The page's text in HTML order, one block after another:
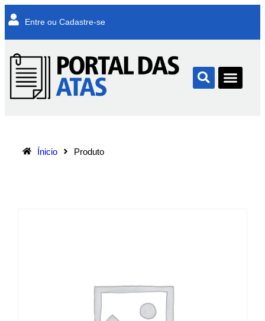
Entre ou Cadastre-se
Ínicio Produto